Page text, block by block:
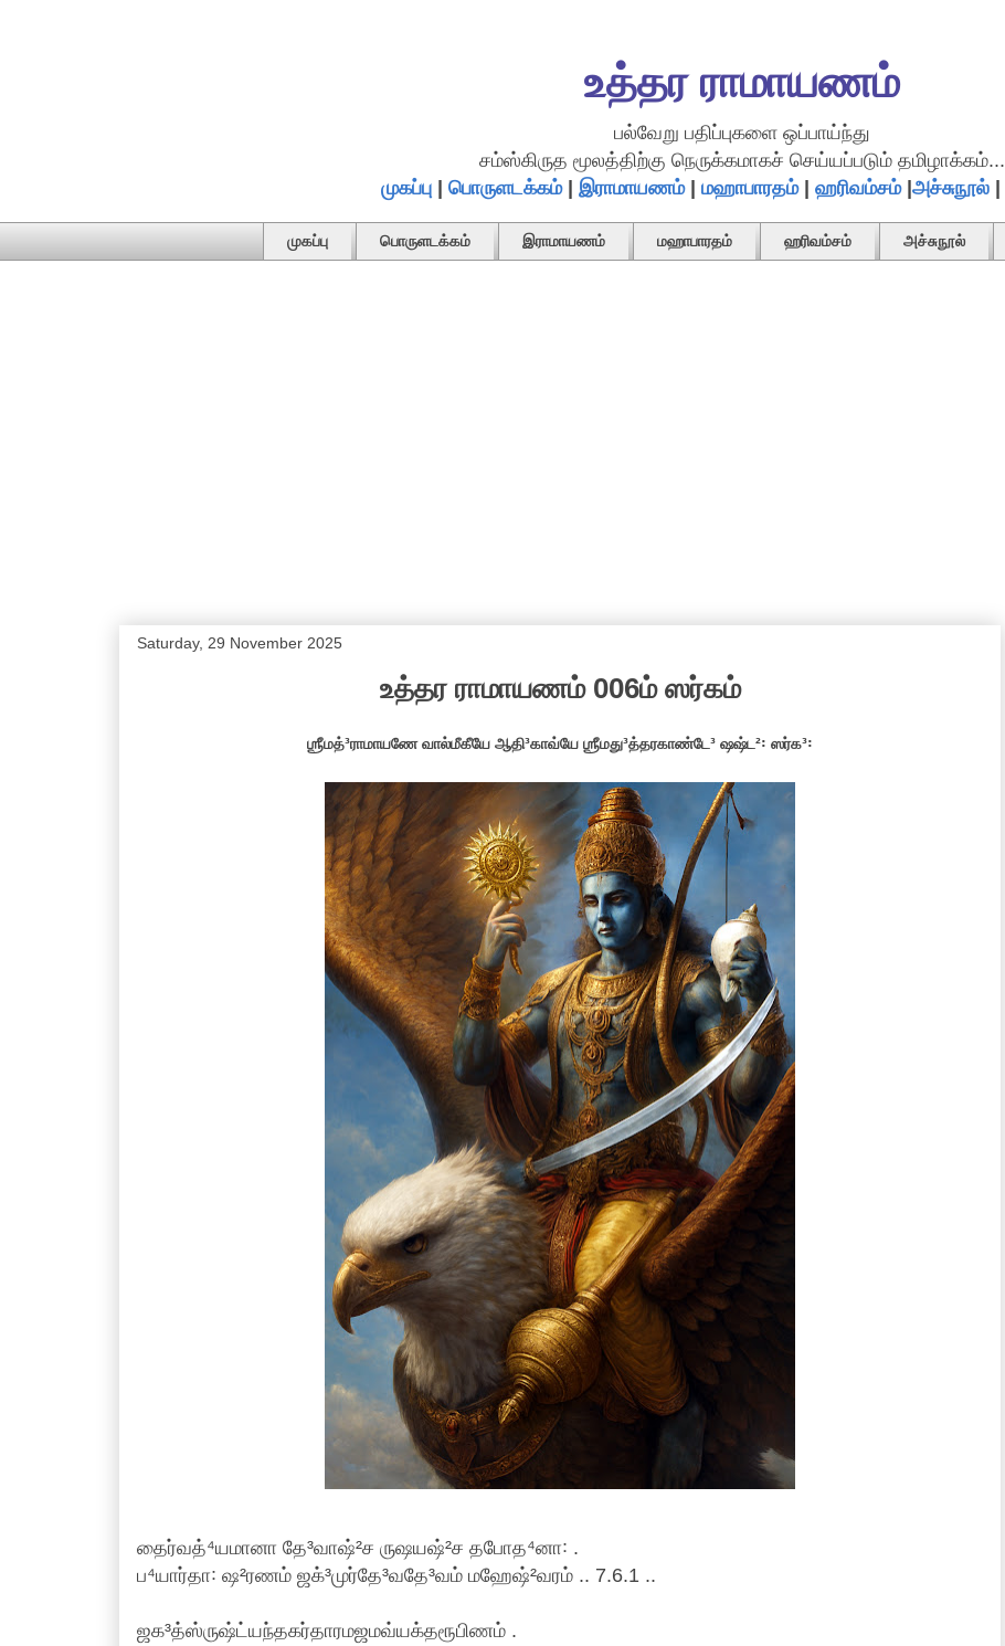
உத்தர ராமாயணம்
பல்வேறு பதிப்புகளை ஒப்பாய்ந்து
சம்ஸ்கிருத மூலத்திற்கு நெருக்கமாகச் செய்யப்படும் தமிழாக்கம்...
முகப்பு| பொருளடக்கம்| இராமாயணம்| மஹாபாரதம்| ஹரிவம்சம்| அச்சுநூல்|
முகப்பு பொருளடக்கம் இராமாயணம் மஹாபாரதம் ஹரிவம்சம் அச்சுநூல்
Saturday, 29 November 2025
உத்தர ராமாயணம் 006ம் ஸர்கம்
ஶ்ரீமத்³ராமாயணே வால்மீகீயே ஆதி³காவ்யே ஶ்ரீமது³த்தரகாண்டே³ ஷஷ்ட²꞉ ஸர்க³꞉
தைர்வத்⁴யமானா தே³வாஷ்²ச ருஷயஷ்²ச தபோத⁴னா꞉ .
ப⁴யார்தா꞉ ஷ²ரணம் ஜக்³முர்தே³வதே³வம் மஹேஷ்²வரம் .. 7.6.1 ..
ஜக³த்ஸ்ருஷ்ட்யந்தகர்தாரமஜமவ்யக்தரூபிணம் .